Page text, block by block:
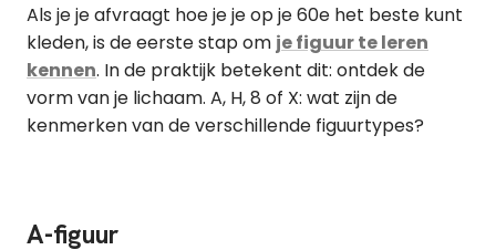
Als je je afvraagt hoe je je op je 60e het beste kunt
kleden, is de eerste stap om je figuur te leren
kennen. In de praktijk betekent dit: ontdek de
vorm van je lichaam. A, H, 8 of X: wat zijn de
kenmerken van de verschillende figuurtypes?
A-figuur